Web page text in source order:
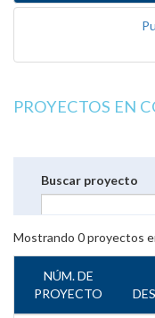
PROYECTOS EN
Buscar proyecto
Mostrando 0proyectos
NÚM. DE
PROYECTO